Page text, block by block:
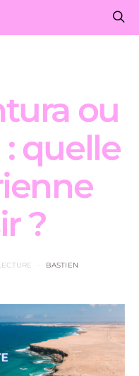
ou
quelle
?
BASTIEN